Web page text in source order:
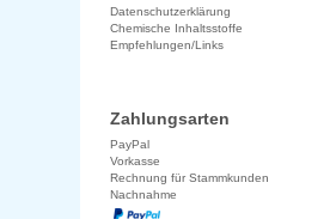
Datenschutzerklärung
Chemische Inhaltsstoffe
Empfehlungen/Links
Zahlungsarten
PayPal
Vorkasse
Rechnung für Stammkunden
Nachnahme